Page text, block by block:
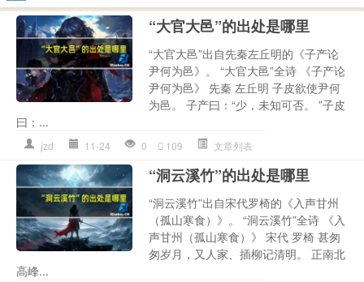
“大官大邑”的出处是哪里
“大官大邑”出自先秦左丘明的《子产论
尹何为邑》。 “大官大邑”全诗 《子产论
尹何为邑》 先秦 左丘明 子皮欲使尹何
为邑。 子产曰：“少，未知可否。 ”子皮
曰：...
jzd 11-24 0 109 文章列表
“洞云溪竹”的出处是哪里
“洞云溪竹”出自宋代罗椅的《入声甘州
（孤山寒食）》。 “洞云溪竹”全诗 《入
声甘州（孤山寒食）》 宋代 罗椅 甚匆
匆岁月，又人家、插柳记清明。 正南北
高峰...